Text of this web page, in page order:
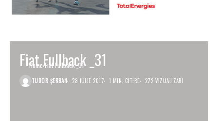
Home Fiat Fullback _31
Fiat Fullback _31
TUDOR ȘERBAN 28 IULIE 2017 1 MIN. CITIRE 272 VIZUALIZĂRI